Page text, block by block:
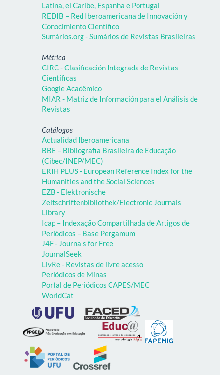
Latina, el Caribe, Espanha e Portugal
REDIB – Red Iberoamericana de Innovación y
Conocimiento Científico
Sumários.org - Sumários de Revistas Brasileiras
Métrica
CIRC - Clasificación Integrada de Revistas
Científicas
Google Acadêmico
MIAR - Matriz de Información para el Análisis de
Revistas
Catálogos
Actualidad Iberoamericana
BBE – Bibliografia Brasileira de Educação
(Cibec/INEP/MEC)
ERIH PLUS - European Reference Index for the
Humanities and the Social Sciences
EZB - Elektronische
Zeitschriftenbibliothek/Electronic Journals
Library
Icap – Indexação Compartilhada de Artigos de
Periódicos – Base Pergamum
J4F - Journals for Free
JournalSeek
LivRe - Revistas de livre acesso
Periódicos de Minas
Portal de Periódicos CAPES/MEC
WorldCat